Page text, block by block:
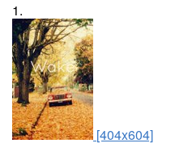
1.
[404x604]